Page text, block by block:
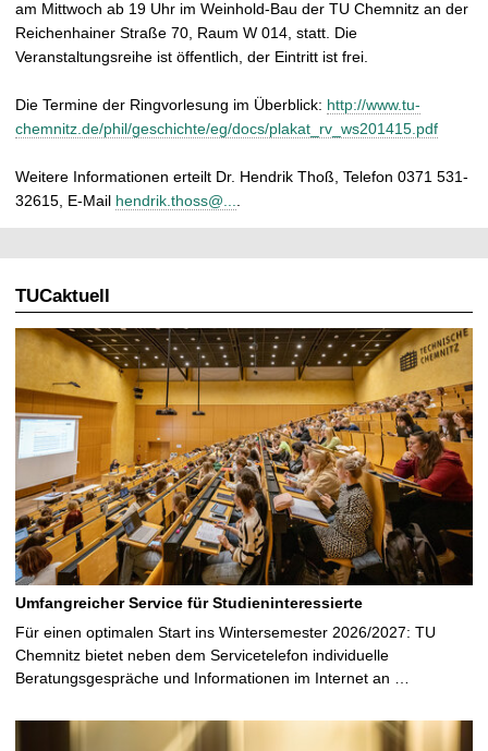
am Mittwoch ab 19 Uhr im Weinhold-Bau der TU Chemnitz an der
Reichenhainer Straße 70, Raum W 014, statt. Die
Veranstaltungsreihe ist öffentlich, der Eintritt ist frei.
Die Termine der Ringvorlesung im Überblick: http://www.tu-
chemnitz.de/phil/geschichte/eg/docs/plakat_rv_ws201415.pdf
Weitere Informationen erteilt Dr. Hendrik Thoß, Telefon 0371 531-
32615, E-Mail hendrik.thoss@....
TUCaktuell
Umfangreicher Service für Studieninteressierte
Für einen optimalen Start ins Wintersemester 2026/2027: TU
Chemnitz bietet neben dem Servicetelefon individuelle
Beratungsgespräche und Informationen im Internet an …